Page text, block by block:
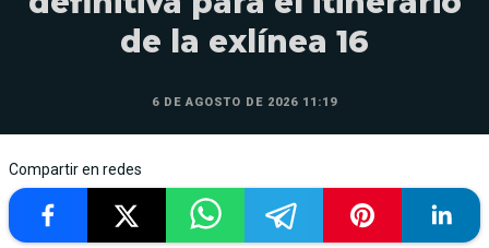
de la exlínea 16
6 DE AGOSTO DE 2026 11:19
Compartir en redes